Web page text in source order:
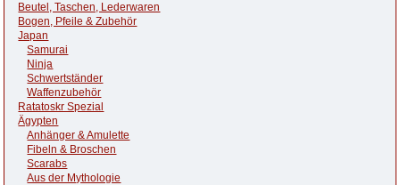
Beutel, Taschen, Lederwaren
Bogen, Pfeile & Zubehör
Japan
Samurai
Ninja
Schwertständer
Waffenzubehör
Ratatoskr Spezial
Ägypten
Anhänger & Amulette
Fibeln & Broschen
Scarabs
Aus der Mythologie